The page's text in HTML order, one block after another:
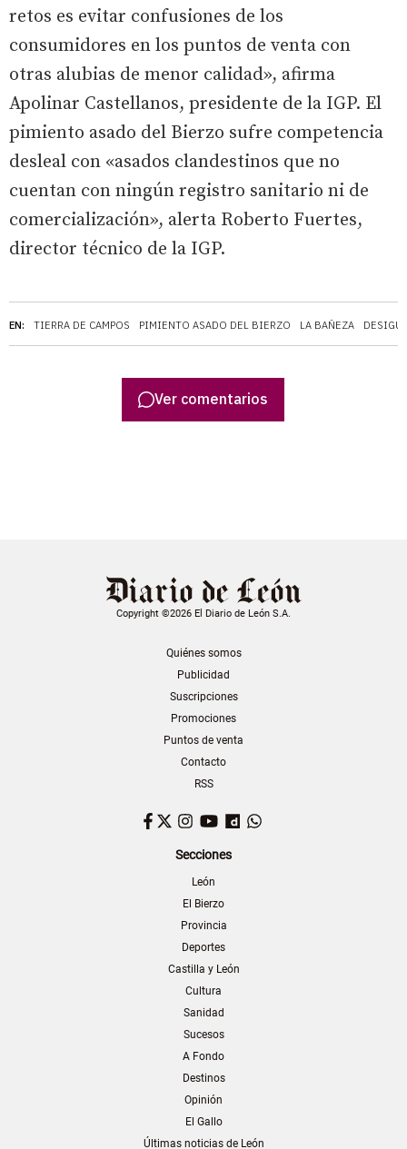
EN: TIERRA DE CAMPOS PIMIENTO ASADO DEL BIERZO LA BAÑEZA
retos es evitar confusiones de los
consumidores en los puntos de venta con
otras alubias de menor calidad», afirma
Apolinar Castellanos, presidente de la IGP. El
pimiento asado del Bierzo sufre competencia
desleal con «asados clandestinos que no
cuentan con ningún registro sanitario ni de
comercialización», alerta Roberto Fuertes,
director técnico de la IGP.
Ver comentarios
Copyright ©2026 El Diario de León S.A.
Quiénes somos
Publicidad
Suscripciones
Promociones
Puntos de venta
Contacto
RSS
Facebook
TwitterInstagram
YouTubeDailymotion
Secciones
León
El Bierzo
Provincia
Deportes
Castilla y León
Cultura
Sanidad
Sucesos
A Fondo
Destinos
Opinión
El Gallo
Últimas noticias de León